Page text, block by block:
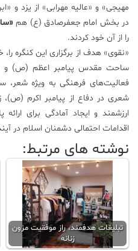
عکس
مجله
فرهنگی
و
هنری
مهیجی» و «عالیه مهرابی» از یزد و
در بخش امام جعفرصادق (ع) هم
را از آن خود کردند.
«نقوی» هدف از برگزاری این کنگره
ساحت مقدس پیامبر اعظم (ص) و
فعالیت‌های فرهنگی به ویژه شعر،
شعری در دفاع از پیامبر اکرم (ص)،
ارزشمند و ایجاد آمادگی برای
اقدامات احتمالی دشمنان اسلام در
نوشته های مرتبط:
تبلیغات هدفمند، راز موفقیت مزون
زنانه